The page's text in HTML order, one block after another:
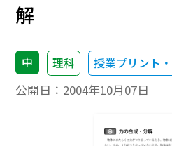
解
中 理科 授業プリント
公開日： 2004年10月07日